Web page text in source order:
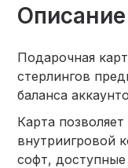
Описание
Подарочная
стерлингов
баланса
Карта
внутриигровой
софт,